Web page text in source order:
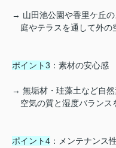
→ 山田池公園や香里ケ丘の
庭やテラスを通して外の
ポイント3 ：素材の安心感
→ 無垢材・珪藻土など自然
空気の質と湿度バランス
ポイント4 ：メンテナンス